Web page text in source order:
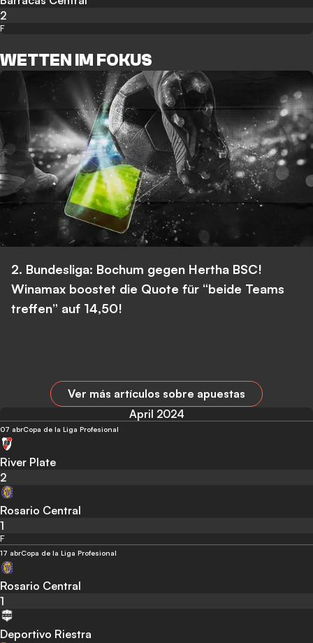
2
F
WETTEN IM FOKUS
2. Bundesliga: Bochum gegen Hertha BSC!
Winamax boostet die Quote für “beide Teams
treffen” auf 14,50!
Ver más artículos sobre apuestas
April 2024
07 abrCopa de la Liga Profesional
River Plate
2
Rosario Central
1
F
17 abrCopa de la Liga Profesional
Rosario Central
1
Deportivo Riestra